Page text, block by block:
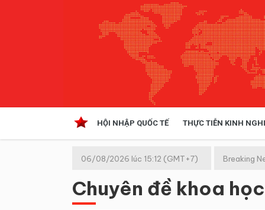
HỘI NHẬP QUỐC TẾ THỰC TIỄN KINH
Kinh tế hội nhập
Doanh nghiệp
06/08/2026 lúc 15:12 (GMT+7) Breaking
Chuyên đề khoa học